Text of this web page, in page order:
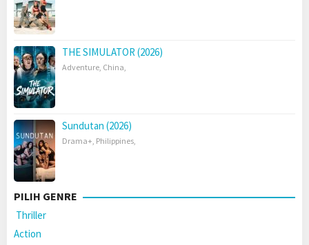
THE SIMULATOR (2026)
Adventure, China,
Sundutan (2026)
Drama+, Philippines,
PILIH GENRE
Thriller
Action